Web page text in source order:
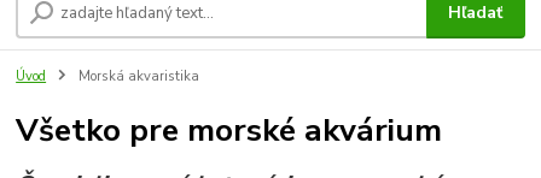
Hľadať
Úvod Morská akvaristika
Všetko pre morské akvárium